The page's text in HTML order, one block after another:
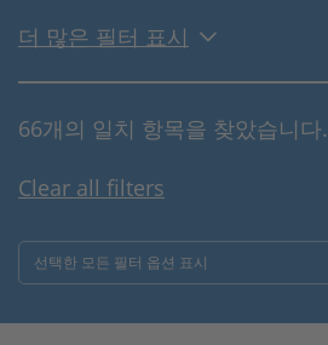
더 많은 필터 표시
66개의 일치 항목을 찾았습니다.
Clear all filters
선택한 모든 필터 옵션 표시